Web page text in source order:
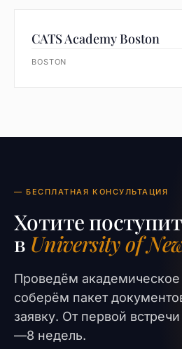
CATS Academy Boston
BOSTON
— БЕСПЛАТНАЯ КОНСУЛЬТАЦИЯ
Хотите
в University of
Проведём академическое
соберём пакет
заявку. От первой
—8 недель.